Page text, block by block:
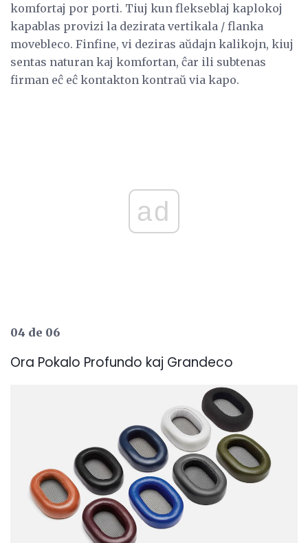
komfortaj por porti. Tiuj kun flekseblaj kaplokoj
kapablas provizi la dezirata vertikala / flanka
movebleco. Finfine, vi deziras aŭdajn kalikojn, kiuj
sentas naturan kaj komfortan, ĉar ili subtenas
firman eĉ eĉ kontakton kontraŭ via kapo.
ad
04 de 06
Ora Pokalo Profundo kaj Grandeco